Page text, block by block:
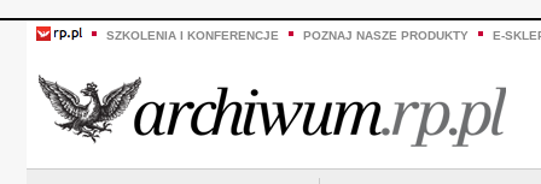
SZKOLENIA I KONFERENCJE POZNAJ NASZE PRODUKTY E-